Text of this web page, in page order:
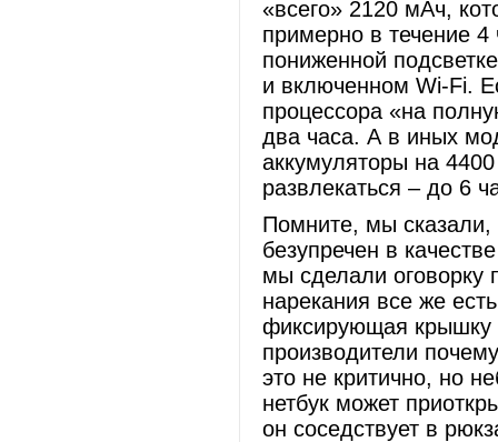
«всего» 2120 мАч,
примерно в течение
пониженной
и включенном Wi-Fi.
процессора «на
два часа. А в иных
аккумуляторы на
развлекаться – до 6
Помните, мы сказали,
безупречен в
мы сделали оговорку
нарекания все же
фиксирующая крышку
производители
это не критично, но
нетбук может
он соседствует в